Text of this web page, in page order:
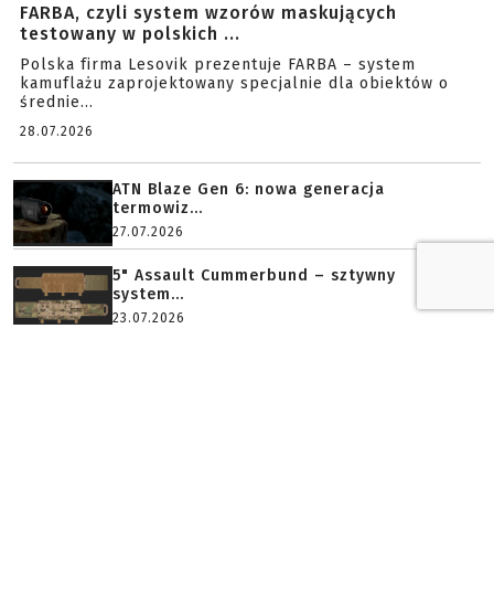
FARBA, czyli system wzorów maskujących
testowany w polskich ...
Polska firma Lesovik prezentuje FARBA – system
kamuflażu zaprojektowany specjalnie dla obiektów o
średnie...
28.07.2026
ATN Blaze Gen 6: nowa generacja
termowiz...
27.07.2026
5" Assault Cummerbund – sztywny
system...
23.07.2026